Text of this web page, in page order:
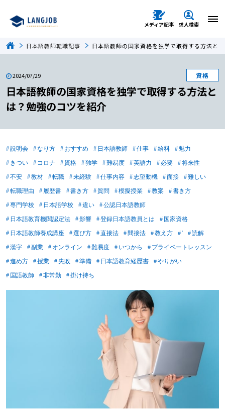
メディア記事 求人検索
日本語教師転職記事 日本語教師の国家資格を独学で取得する方法と
2024/07/29 資格
日本語教師の国家資格を独学で取得する方法と
は？勉強のコツを紹介
説明会 なり方 おすすめ 日本語教師 仕事 給料
魅力
きつい
コロナ 資格 独学 難易度 英語力 必要
将来性
不安
教材 転職 未経験 仕事内容 志望動機 面接
難しい
転職理由
履歴書 書き方 質問 模擬授業 教案
書き方
専門学校
日本語学校 違い
公認日本語教師
日本語教育機関認定法
影響 登録日本語教員とは
国家資格
日本語教師養成講座
選び方 直接法 間接法 教え方 '
読解
漢字
副業 オンライン 難易度 いつから
プライベートレッスン
進め方
授業 失敗 準備 日本語教育経歴書
やりがい
国語教師
非常勤 掛け持ち